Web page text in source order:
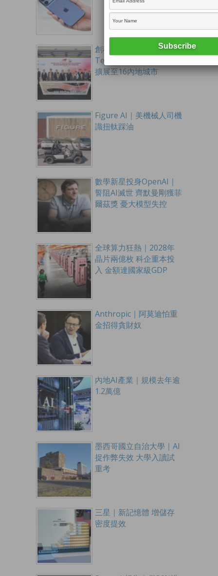
創科出海 香港啟航HK
Tech 300全國千萬大賽
擴展至16內地城市
Figure AI｜美機械人司機
識扭軚踩油
數學新星投身OpenAI｜
誓阻AI滅世 齊默曼剛獲菲
爾茲獎 憂大模型失控
全球算力狂熱｜2028年
晶片兩億枚 科企重本投
入 金額達國家級GDP
Anthropic｜阿莫迪怕重
金招得貪財奴
內地AI產業｜規模去年逾
1.2萬億
墨西哥國立自治大學｜AI
捉作弊失效 大學入讀試
重考
三星｜新記憶體 增儲存
密度提效